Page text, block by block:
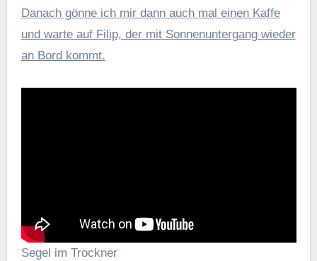
Danach gönne ich mir dann auch mal einen Kaffe
und warte auf Filip, der mit Sonnenuntergang wieder
an Bord kommt.
Segel im Trockner